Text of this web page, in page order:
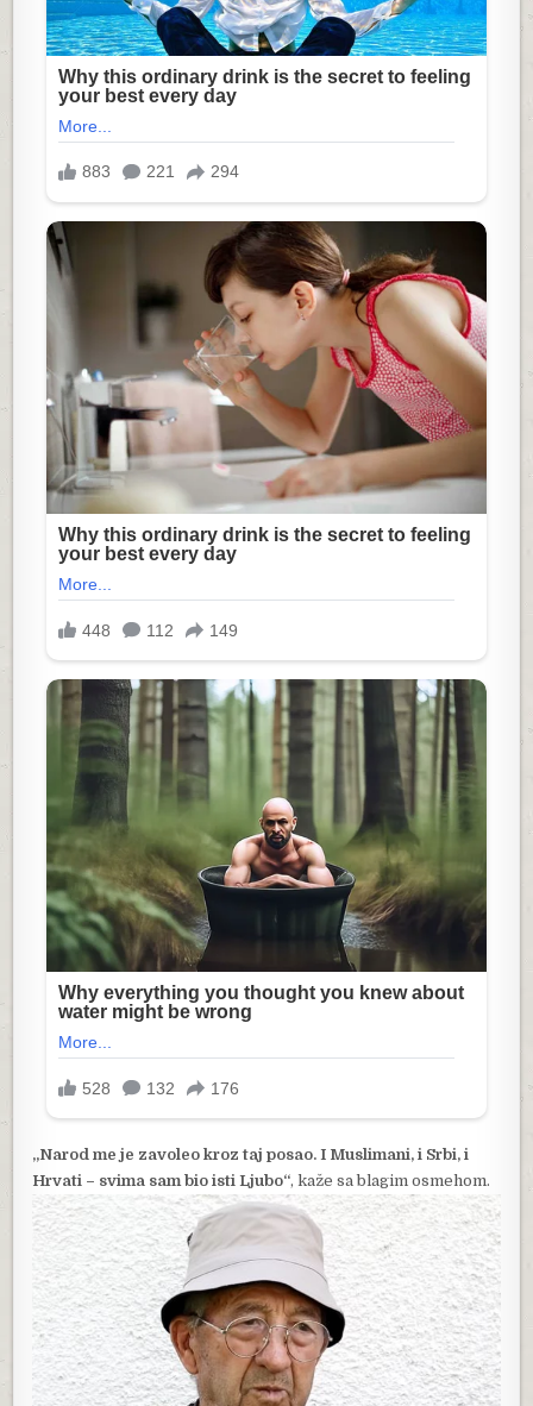
„Narod me je zavoleo kroz taj posao. I Muslimani, i Srbi, i
Hrvati – svima sam bio isti Ljubo“, kaže sa blagim osmehom.